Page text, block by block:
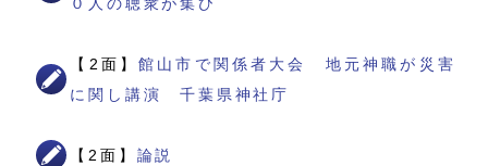
【2面】館山市で関係者大会 地元神職が災害
に関し講演 千葉県神社庁
【2面】 論説